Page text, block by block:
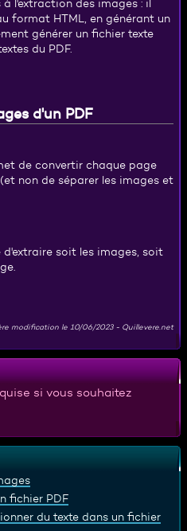
l'extraction des images : il
format HTML, en générant un
générer un fichier texte
du PDF.
d'un PDF
de convertir chaque page
non de séparer les images et
d'extraire soit les images, soit
modification le 10/06/2023- Quillevere.net
si vous souhaitez
fichier PDF
du texte dans un fichier